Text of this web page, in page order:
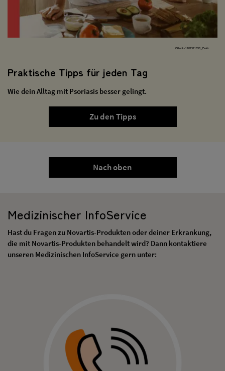
iStock-1181911898_Pekic
Praktische Tipps für jeden Tag
Wie dein Alltag mit Psoriasis besser gelingt.
Zu den Tipps
Nach oben
Medizinischer InfoService
Hast du Fragen zu Novartis-Produkten oder deiner Erkrankung,
die mit Novartis-Produkten behandelt wird? Dann kontaktiere
unseren Medizinischen InfoService gern unter: